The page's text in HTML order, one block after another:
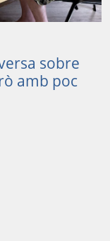
sobre
amb poc